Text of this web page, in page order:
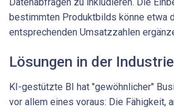
bestimmten Produktbilds könne etwa
entsprechenden Umsatzzahlen
Lösungen in der Industrie
KI-gestützte BI hat "gewöhnlicher"
vor allem eines voraus: Die Fähigkeit,